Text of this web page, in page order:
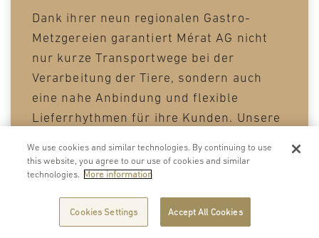
Dank ihrer neun regionalen Gastro-
Metzgereien garantiert Mérat AG nicht
nur kurze Transportwege bei der
Verarbeitung der Tiere, sondern auch
eine nahe Anbindung und flexible
Lieferrhythmen für ihre Kunden. Unsere
ausgeliefert.
We use cookies and similar technologies. By continuing to use
this website, you agree to our use of cookies and similar
technologies. More information
Cookies Settings Accept All Cookies